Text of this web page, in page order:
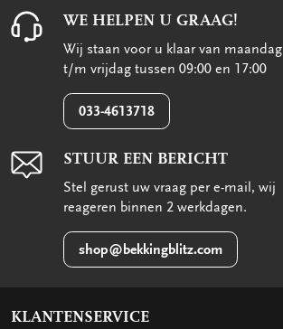
WE HELPEN U GRAAG!
Wij staan voor u klaar van maandag
t/m vrijdag tussen 09:00 en 17:00
033-4613718
STUUR EEN BERICHT
Stel gerust uw vraag per e-mail, wij
reageren binnen 2 werkdagen.
shop@bekkingblitz.com
KLANTENSERVICE